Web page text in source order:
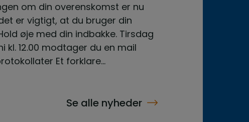
er vigtig!
om din overenskomst er nu
er vigtigt, at du bruger din
øje med din indbakke. Tirsdag
kl. 12.00 modtager du en mail
Et forklare...
Se alle nyheder